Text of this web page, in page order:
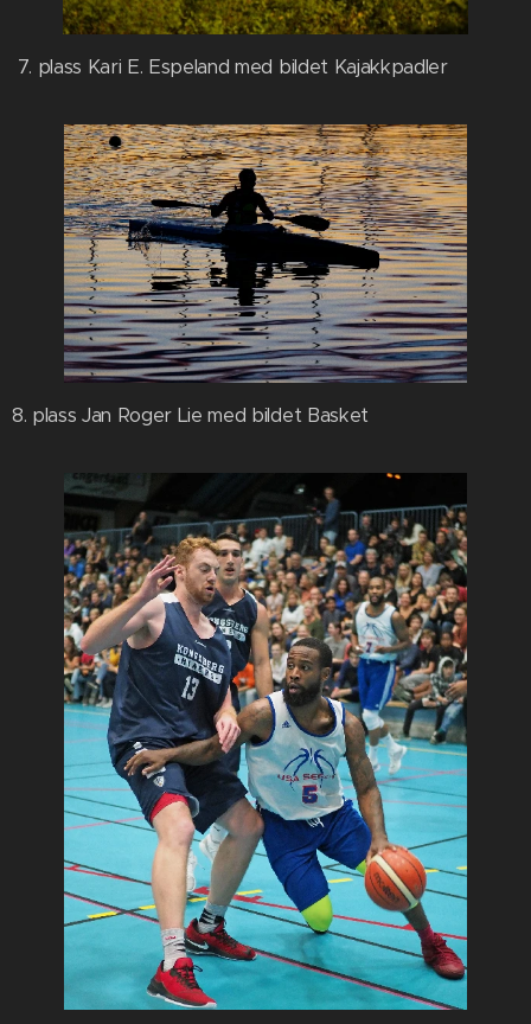
7. plass Kari E. Espeland med bildet Kajakkpadler
8. plass Jan Roger Lie med bildet Basket